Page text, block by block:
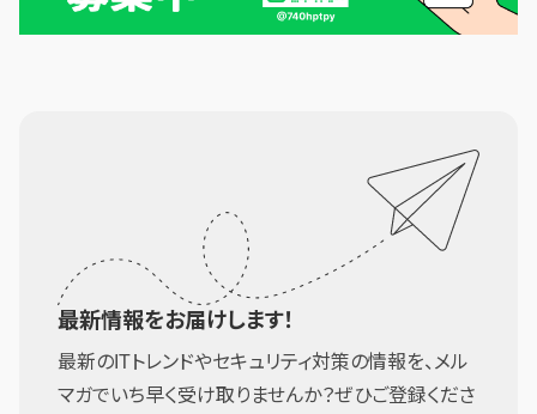
最新情報をお届けします！
最新のITトレンドやセキュリティ対策の情報を、メル
マガでいち早く受け取りませんか？ぜひご登録くださ